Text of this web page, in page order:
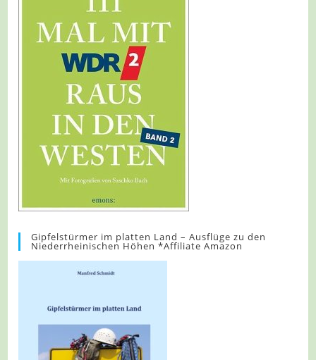
Gipfelstürmer im platten Land – Ausflüge zu den
Niederrheinischen Höhen *Affiliate Amazon